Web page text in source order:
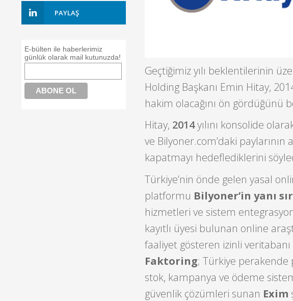
PAYLAŞ
E-bülten ile haberlerimiz
günlük olarak mail kutunuzda!
Geçtiğimiz yılı beklentilerinin
Holding Başkanı Emin Hitay,
hakim olacağını ön gördüğünü
Hitay, 2014yılını konsolide
ve Bilyoner.com’daki paylarının
kapatmayı hedeflediklerini
Türkiye’nin önde gelen yasal
platformu Bilyoner’in yanı
hizmetleri ve sistem
kayıtlı üyesi bulunan online
faaliyet gösteren izinli veritabanı
Faktoring; Türkiye perakende
stok, kampanya ve ödeme
güvenlik çözümleri sunan Exim